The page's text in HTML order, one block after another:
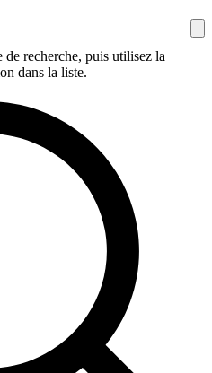
de recherche, puis utilisez la
dans la liste.